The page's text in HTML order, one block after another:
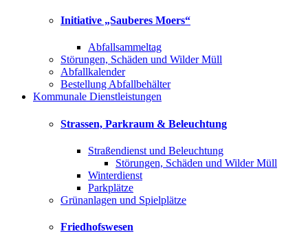
Initiative „Sauberes Moers“
Abfallsammeltag
Störungen, Schäden und Wilder Müll
Abfallkalender
Bestellung Abfallbehälter
Kommunale Dienstleistungen
Strassen, Parkraum & Beleuchtung
Straßendienst und Beleuchtung
Störungen, Schäden und Wilder Müll
Winterdienst
Parkplätze
Grünanlagen und Spielplätze
Friedhofswesen